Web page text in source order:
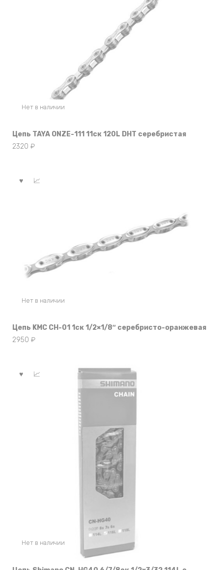
Нет в наличии
Цепь TAYA ONZE-111 11ск 120L DHT серебристая
2320 ₽
Нет в наличии
Цепь KMC CH-01 1ск 1/2×1/8″ серебристо-оранжевая
2950 ₽
Нет в наличии